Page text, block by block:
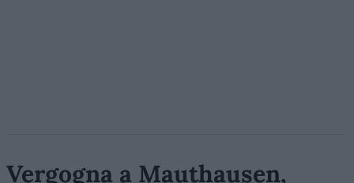
Vergogna a Mauthausen,